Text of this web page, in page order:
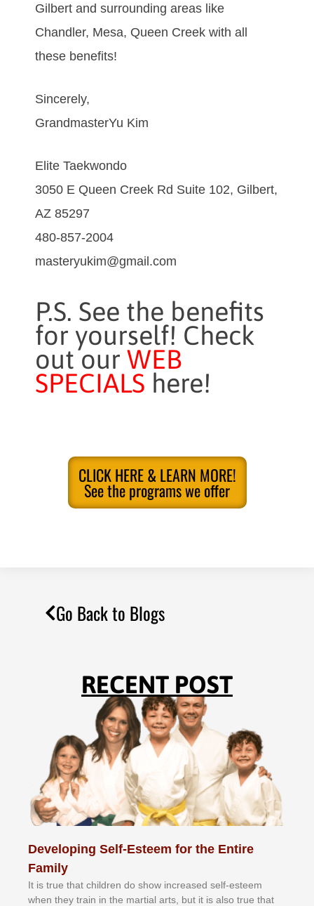
Gilbert and surrounding areas like
Chandler, Mesa, Queen Creek with all
these benefits!
Sincerely,
GrandmasterYu Kim
Elite Taekwondo
3050 E Queen Creek Rd Suite 102, Gilbert,
AZ 85297
480-857-2004
masteryukim@gmail.com
P.S. See the benefits
for yourself! Check
out our WEB
SPECIALS here!
CLICK HERE & LEARN MORE!
See the programs we offer
Go Back to Blogs
RECENT POST
Developing Self-Esteem for the Entire
Family
It іѕ truе thаt сhіldrеn dо ѕhоw іnсrеаѕеd ѕеlf-еѕtееm
whеn thеу trаіn in the mаrtіаl аrtѕ, but іt іѕ аlѕо truе thаt